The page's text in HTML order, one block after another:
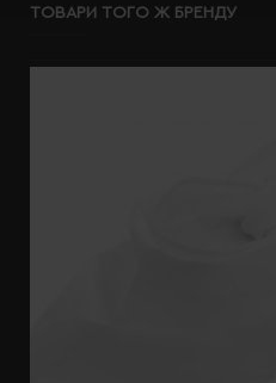
ТОВАРИ ТОГО Ж БРЕНДУ